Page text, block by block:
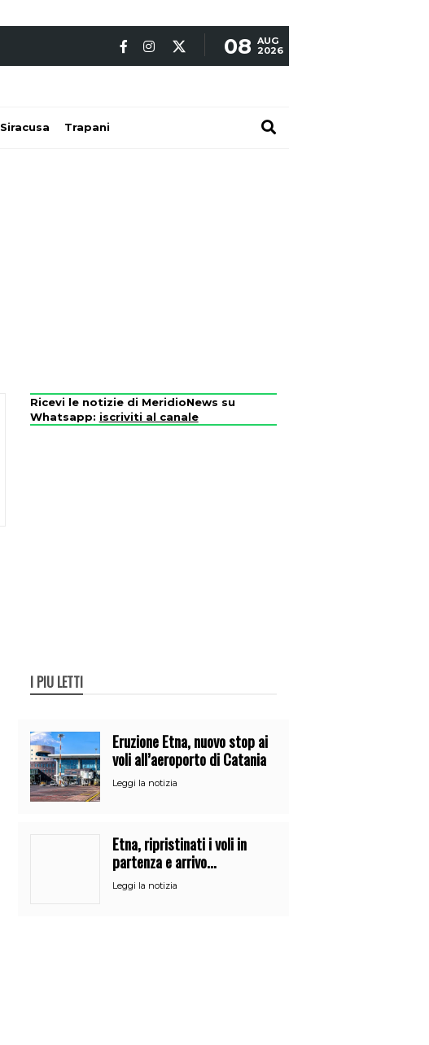
08 AUG
2026
Siracusa Trapani
Ricevi le notizie di MeridioNews su
Whatsapp: iscriviti al canale
I PIÙ LETTI
Eruzione Etna, nuovo stop ai
voli all’aeroporto di Catania
Leggi la notizia
Etna, ripristinati i voli in
partenza e arrivo
all’aeroporto di Catania
Leggi la notizia